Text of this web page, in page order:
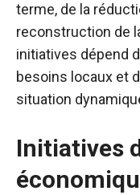
terme, de la
reconstruction de
initiatives dépend
besoins locaux et
situation
Initiatives